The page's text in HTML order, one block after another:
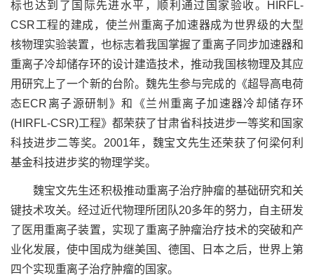
标也达到了国际先进水平，顺利通过国家验收。
HIRFL-
CSR工程的建成， 使兰州重离子加速器成为世界级的大型
核物理实验装置， 也标志着我国掌握了重离子同步加速器和
重离子冷却储存环的设计建造技术，推动我国核物理及其应
用研究上了一个新的台阶。魏先生参与完成的《超导高电荷
态ECR 离子源研制》和《兰州重离子加速器冷却储存环
(HIRFL-CSR)工程》都荣获了甘肃省科技进步一等奖和国家
科技进步二等奖。 2001年，魏宝文先生还荣获了何梁何利
基金科技进步奖的物理学奖。
魏宝文先生还积极推动重离子治疗肿瘤的基础研究和关
键技术攻关。 经过近代物理所团队20多年的努力，
自主研发
了医用重离子装置， 实现了重离子肿瘤治疗技术的突破和产
业化发展，使中国成为继美国、德国、日本之后，世界上第
四个实现重离子治疗肿瘤的国家。